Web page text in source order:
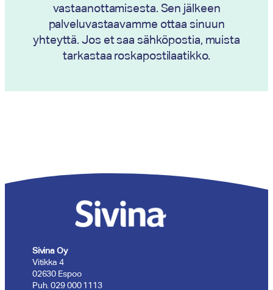
vastaanottamisesta. Sen jälkeen
palveluvastaavamme ottaa sinuun
yhteyttä. Jos et saa sähköpostia, muista
tarkastaa roskapostilaatikko.
Sivina Oy
Vitikka 4
02630 Espoo
Puh. 029 000 1113